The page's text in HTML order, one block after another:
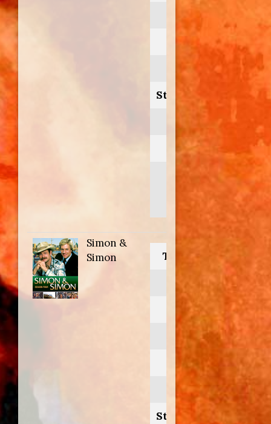
Personaggio:
Kal Langley
Stagione.Episodio:
3.4-5
Regia di:
Jonathan
Frakes/Bill L.
Simon &
Simon
Titolo originale:
Simon & Simon
Anno:
1984
Personaggio:
Carl
Stagione.Episodio: